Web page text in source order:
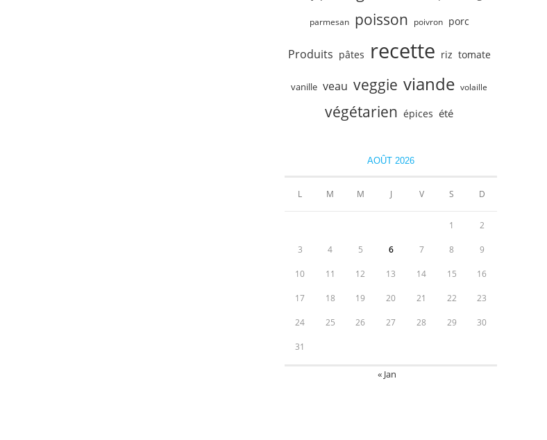
parmesan poisson poivron porc
Produits pâtes recette riz tomate
vanille veau veggie viande volaille
végétarien épices été
AOÛT 2026
L M M J V S D
1 2
3 4 5 6 7 8 9
10 11 12 13 14 15 16
17 18 19 20 21 22 23
24 25 26 27 28 29 30
31
« Jan